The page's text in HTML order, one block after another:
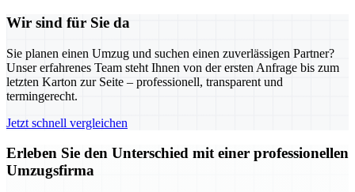
Wir sind für Sie da
Sie planen einen Umzug und suchen einen zuverlässigen Partner?
Unser erfahrenes Team steht Ihnen von der ersten Anfrage bis zum
letzten Karton zur Seite – professionell, transparent und
termingerecht.
Jetzt schnell vergleichen
Erleben Sie den Unterschied mit einer professionellen
Umzugsfirma